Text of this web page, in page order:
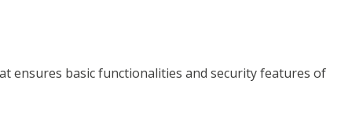
ensures basic functionalities and security features of